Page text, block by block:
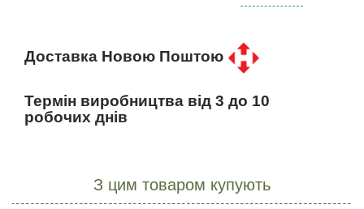
Доставка Новою Поштою
Термін виробництва від 3 до 10
робочих днів
З цим товаром купують